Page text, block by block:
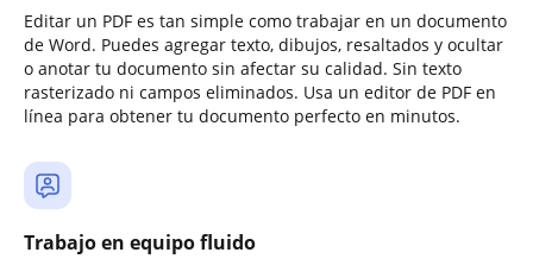
Editar un PDF es tan simple como trabajar en un documento
de Word. Puedes agregar texto, dibujos, resaltados y ocultar
o anotar tu documento sin afectar su calidad. Sin texto
rasterizado ni campos eliminados. Usa un editor de PDF en
línea para obtener tu documento perfecto en minutos.
Trabajo en equipo fluido